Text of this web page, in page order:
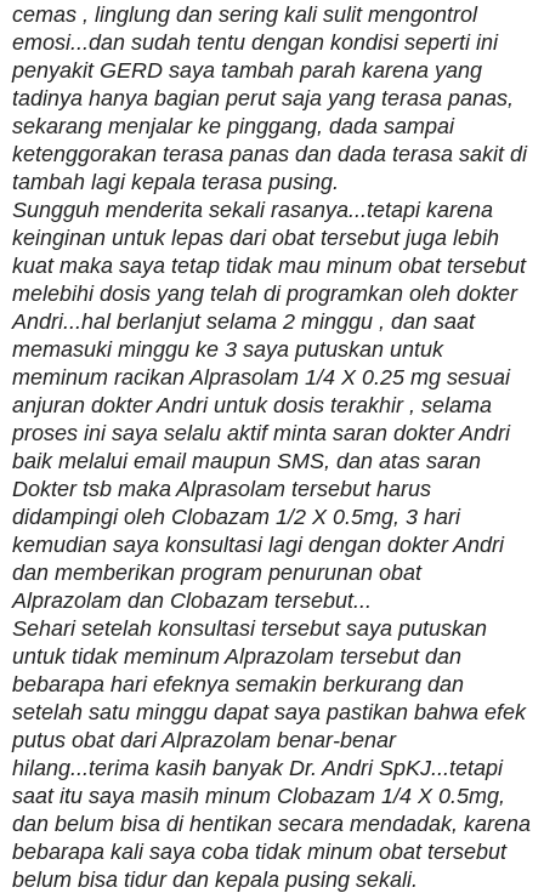
cemas , linglung dan sering kali sulit mengontrol
emosi...dan sudah tentu dengan kondisi seperti ini
penyakit GERD saya tambah parah karena yang
tadinya hanya bagian perut saja yang terasa panas,
sekarang menjalar ke pinggang, dada sampai
ketenggorakan terasa panas dan dada terasa sakit di
tambah lagi kepala terasa pusing.
Sungguh menderita sekali rasanya...tetapi karena
keinginan untuk lepas dari obat tersebut juga lebih
kuat maka saya tetap tidak mau minum obat tersebut
melebihi dosis yang telah di programkan oleh dokter
Andri...hal berlanjut selama 2 minggu , dan saat
memasuki minggu ke 3 saya putuskan untuk
meminum racikan Alprasolam 1/4 X 0.25 mg sesuai
anjuran dokter Andri untuk dosis terakhir , selama
proses ini saya selalu aktif minta saran dokter Andri
baik melalui email maupun SMS, dan atas saran
Dokter tsb maka Alprasolam tersebut harus
didampingi oleh Clobazam 1/2 X 0.5mg, 3 hari
kemudian saya konsultasi lagi dengan dokter Andri
dan memberikan program penurunan obat
Alprazolam dan Clobazam tersebut...
Sehari setelah konsultasi tersebut saya putuskan
untuk tidak meminum Alprazolam tersebut dan
bebarapa hari efeknya semakin berkurang dan
setelah satu minggu dapat saya pastikan bahwa efek
putus obat dari Alprazolam benar-benar
hilang...terima kasih banyak Dr. Andri SpKJ...tetapi
saat itu saya masih minum Clobazam 1/4 X 0.5mg,
dan belum bisa di hentikan secara mendadak, karena
bebarapa kali saya coba tidak minum obat tersebut
belum bisa tidur dan kepala pusing sekali.